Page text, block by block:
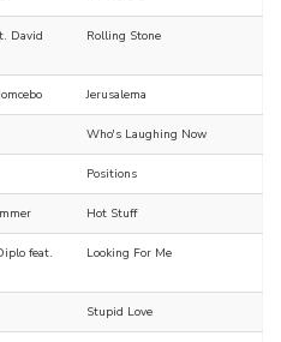
David
Rolling Stone
Jerusalema
Who's Laughing Now
Positions
Hot Stuff
feat.
Looking For Me
Stupid Love